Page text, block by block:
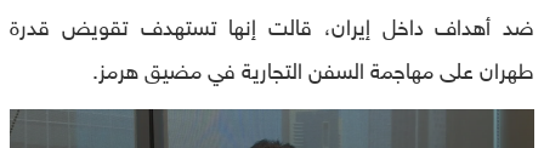
ضد أهداف داخل إيران، قالت إنها تستهدف تقويض قدرة
طهران على مهاجمة السفن التجارية في مضيق هرمز.
0